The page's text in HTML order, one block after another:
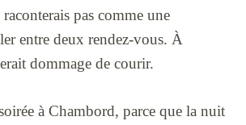
raconterais pas comme une
entre deux rendez-vous. À
dommage de courir.
à Chambord, parce que la nuit